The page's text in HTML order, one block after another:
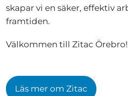
skapar vi en säker, effektiv
framtiden.
Välkommen till Zitac Örebro!
Läs mer om Zitac